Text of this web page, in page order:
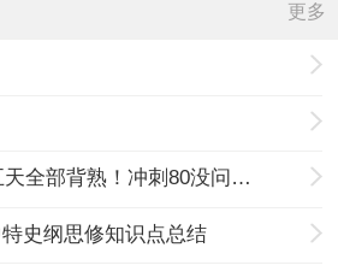
更多
最强政治结构图！五天全部背熟！冲刺80没问题！
史纲思修知识点总结